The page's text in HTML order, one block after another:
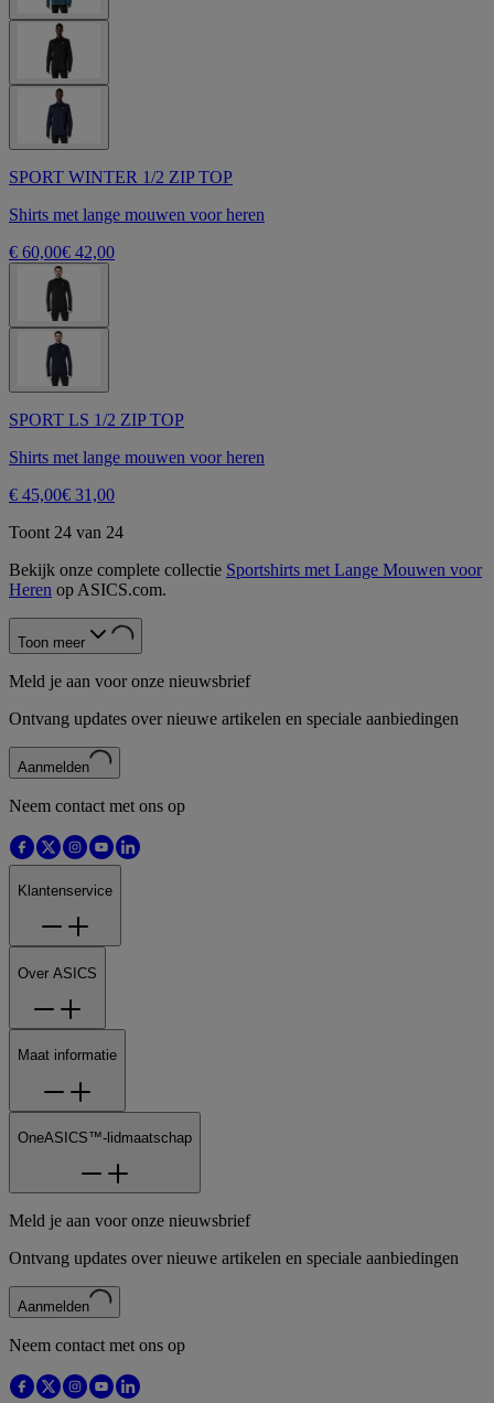
SPORT WINTER 1/2 ZIP TOP
Shirts met lange mouwen voor heren
€ 60,00€ 42,00
SPORT LS 1/2 ZIP TOP
Shirts met lange mouwen voor heren
€ 45,00€ 31,00
Toont 24 van 24
Bekijk onze complete collectie Sportshirts met Lange Mouwen voor
Heren op ASICS.com.
Toon meer
Meld je aan voor onze nieuwsbrief
Ontvang updates over nieuwe artikelen en speciale aanbiedingen
Aanmelden
Neem contact met ons op
Klantenservice
Over ASICS
Maat informatie
OneASICS™-lidmaatschap
Meld je aan voor onze nieuwsbrief
Ontvang updates over nieuwe artikelen en speciale aanbiedingen
Aanmelden
Neem contact met ons op